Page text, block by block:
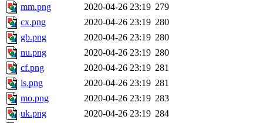
mm.png
2020-04-26 23:19 279
cx.png
2020-04-26 23:19 280
gb.png
2020-04-26 23:19 280
nu.png
2020-04-26 23:19 280
cf.png
2020-04-26 23:19 281
ls.png
2020-04-26 23:19 281
mo.png
2020-04-26 23:19 283
uk.png
2020-04-26 23:19 284